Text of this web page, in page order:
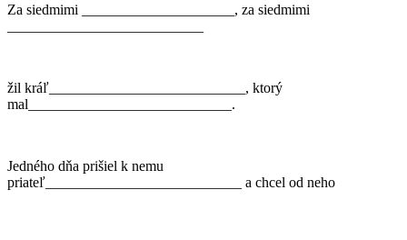
Za siedmimi _____________________, za siedmimi
žil kráľ___________________________, ktorý
mal____________________________.
Jedného dňa prišiel k nemu
priateľ___________________________ a chcel od neho